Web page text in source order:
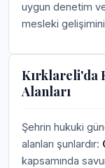
uygun denetim
mesleki
Kırklareli'da
Alanları
Şehrin hukuki
alanları şunlardır:
kapsamında